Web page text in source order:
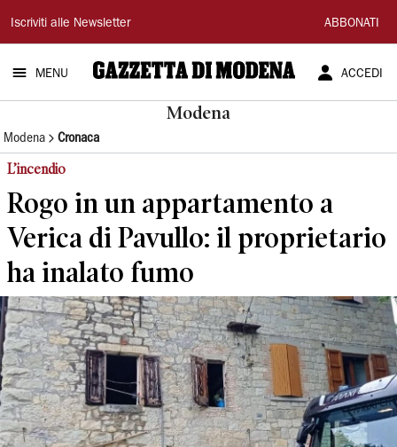
Gazzetta
di
Modena
Iscriviti alle Newsletter ABBONATI
MENU ACCEDI
Modena
Modena Cronaca
L’incendio
Rogo in un appartamento a
Verica di Pavullo: il proprietario
ha inalato fumo